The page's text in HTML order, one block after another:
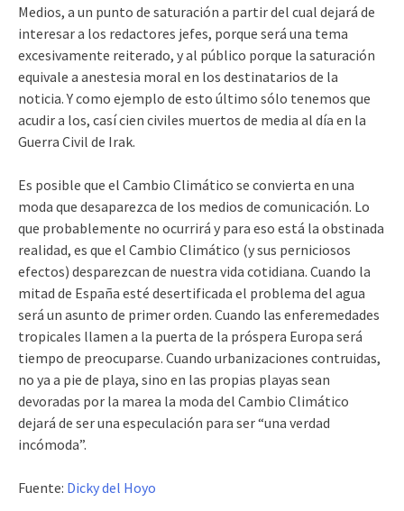
Medios, a un punto de saturación a partir del cual dejará de
interesar a los redactores jefes, porque será una tema
excesivamente reiterado, y al público porque la saturación
equivale a anestesia moral en los destinatarios de la
noticia. Y como ejemplo de esto último sólo tenemos que
acudir a los, casí cien civiles muertos de media al día en la
Guerra Civil de Irak.
Es posible que el Cambio Climático se convierta en una
moda que desaparezca de los medios de comunicación. Lo
que probablemente no ocurrirá y para eso está la obstinada
realidad, es que el Cambio Climático (y sus perniciosos
efectos) desparezcan de nuestra vida cotidiana. Cuando la
mitad de España esté desertificada el problema del agua
será un asunto de primer orden. Cuando las enferemedades
tropicales llamen a la puerta de la próspera Europa será
tiempo de preocuparse. Cuando urbanizaciones contruidas,
no ya a pie de playa, sino en las propias playas sean
devoradas por la marea la moda del Cambio Climático
dejará de ser una especulación para ser “una verdad
incómoda”.
Fuente: Dicky del Hoyo